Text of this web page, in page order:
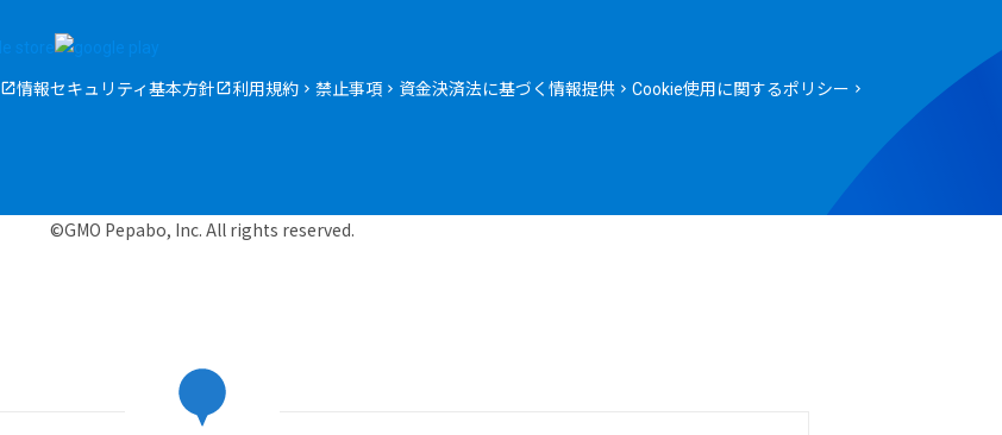
情報セキュリティ基本方針 利用規約 禁止事項 資金決済法に基づく情報提供
Cookie使用に関するポリシー
©GMO Pepabo, Inc. All rights reserved.